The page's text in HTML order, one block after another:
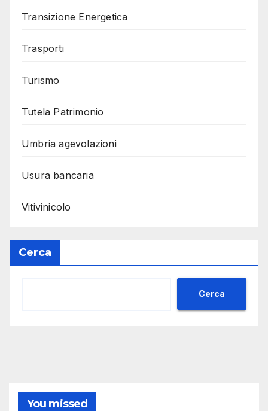
Transizione Energetica
Trasporti
Turismo
Tutela Patrimonio
Umbria agevolazioni
Usura bancaria
Vitivinicolo
Cerca
Cerca
You missed